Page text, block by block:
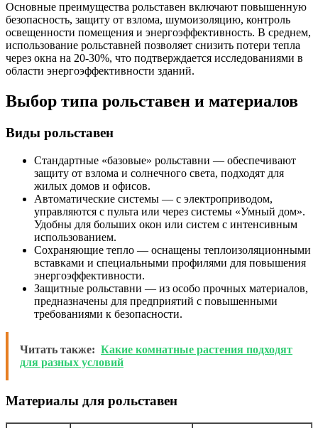
Основные преимущества рольставен включают повышенную
безопасность, защиту от взлома, шумоизоляцию, контроль
освещенности помещения и энергоэффективность. В среднем,
использование рольставней позволяет снизить потери тепла
через окна на 20-30%, что подтверждается исследованиями в
области энергоэффективности зданий.
Выбор типа рольставен и материалов
Виды рольставен
Стандартные «базовые» рольставни — обеспечивают
защиту от взлома и солнечного света, подходят для
жилых домов и офисов.
Автоматические системы — с электроприводом,
управляются с пульта или через системы «Умный дом».
Удобны для больших окон или систем с интенсивным
использованием.
Сохраняющие тепло — оснащены теплоизоляционными
вставками и специальными профилями для повышения
энергоэффективности.
Защитные рольставни — из особо прочных материалов,
предназначены для предприятий с повышенными
требованиями к безопасности.
Читать также: Какие комнатные растения подходят
для разных условий
Материалы для рольставен